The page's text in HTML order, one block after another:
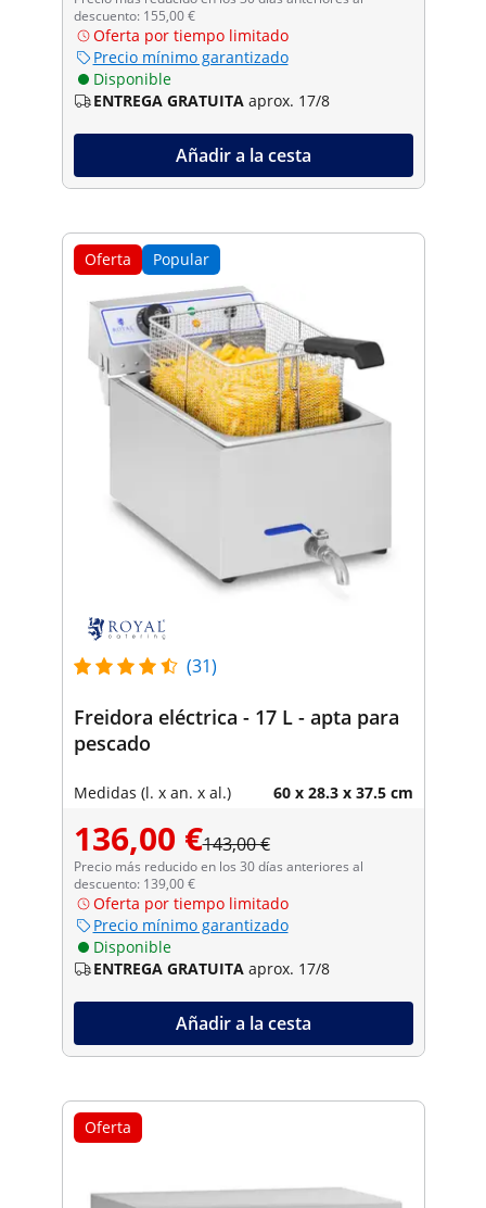
descuento: 155,00 €
Oferta por tiempo limitado
Precio mínimo garantizado
Disponible
ENTREGA GRATUITA aprox. 17/8
Añadir a la cesta
Oferta Popular
(31)
Freidora eléctrica - 17 L - apta para
pescado
Medidas (l. x an. x al.) 60 x 28.3 x 37.5 cm
136,00 €143,00 €
Precio más reducido en los 30 días anteriores al
descuento: 139,00 €
Oferta por tiempo limitado
Precio mínimo garantizado
Disponible
ENTREGA GRATUITA aprox. 17/8
Añadir a la cesta
Oferta